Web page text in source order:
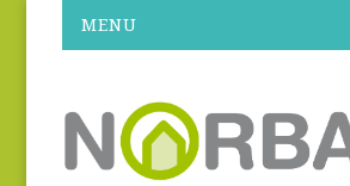
MENU